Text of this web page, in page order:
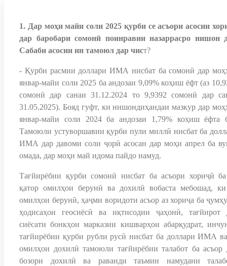
1. Дар моҳи майи соли 2025 қурби се асъори асосии
дар баробари сомонӣ поинравии назаррасро нишон
Сабаби асосии ин тамоюл дар чист?
- Қурби расмии доллари ИМА нисбат ба сомонӣ дар
январ-майи соли 2025 ба андозаи 9,09% коҳиш ёфт (аз
сомонӣ дар санаи 31.12.2024 то 9,9392 сомонӣ дар
31.05.2025). Бояд гуфт, ки нишондиҳандаи мазкур дар
январ-майи соли 2024 ба андозаи 1,79% коҳиш ёфта
Тамоюли устуворшавии қурби пули миллӣ нисбат ба
ИМА дар давоми соли ҷорӣ асосан дар моҳи апрел ба
омада, дар моҳи май идома пайдо намуд.
Тағйирёбии қурби сомонӣ нисбат ба асъори хориҷӣ
қатор омилҳои берунӣ ва дохилӣ вобаста мебошад,
омилҳои берунӣ, ҳаҷми воридоти асъор аз хориҷа ба
ҳодисаҳои геосиёсӣ ва иқтисодии ҷаҳонӣ, тағйирот
сиёсати бонкҳои марказии кишварҳои абарқудрат,
тағйирёбии қурби рубли русӣ нисбат ба доллари ИМА
омилҳои дохилӣ тамоюли тағйирёбии талабот ба асъор
бозори дохилӣ ва раванди таъмин намудани